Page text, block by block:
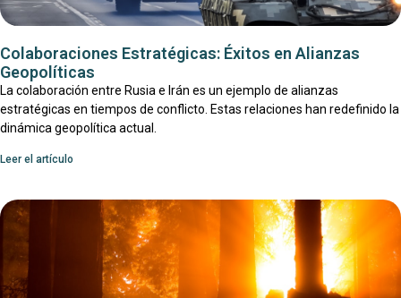
Colaboraciones Estratégicas: Éxitos en Alianzas
Geopolíticas
La colaboración entre Rusia e Irán es un ejemplo de alianzas
estratégicas en tiempos de conflicto. Estas relaciones han redefinido la
dinámica geopolítica actual.
Leer el artículo